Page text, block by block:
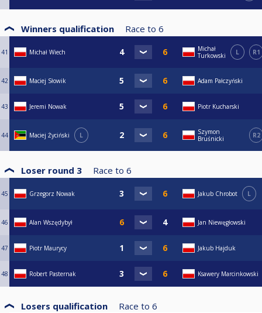
Winners qualification Race to 6
41 Michał Wiech
Michał
Turkowski
L R1
42 Maciej Słowik Adam Pałczyński
43 Jeremi Nowak Piotr Kucharski
44 Maciej Życiński L
Szymon
Bruśnicki
R2
Loser round 3 Race to 6
45 Grzegorz Nowak Jakub Chrobot L
46 Alan Wszędybył Jan Niewęgłowski
47 Piotr Maurycy Jakub Hajduk
48 Robert Pasternak Ksawery Marcinkowski
Losers qualification Race to 6